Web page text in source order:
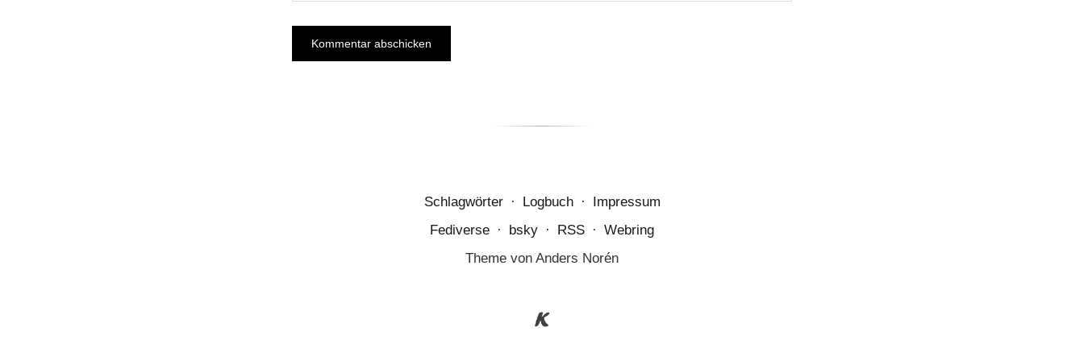
Schlagwörter · Logbuch ·
Impressum
Fediverse · bsky · RSS · Webring
Theme von Anders Norén